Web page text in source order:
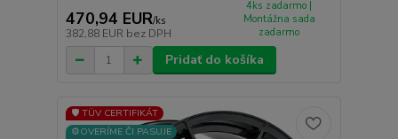
470,94 EUR/ks
382,88 EUR bez DPH
4ks zadarmo |
Montážna sada
zadarmo
Pridať do košíka
🛡️ TÜV CERTIFIKÁT
⚙️OVERÍME ČI PASUJE